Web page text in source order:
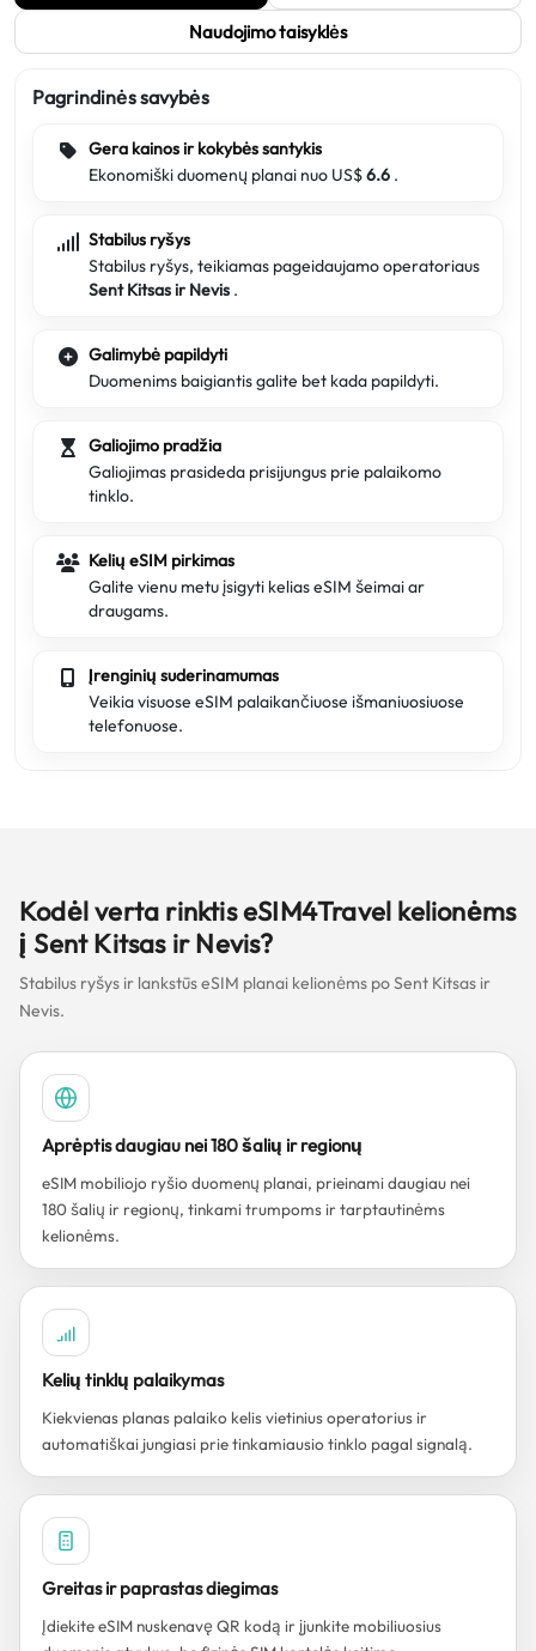
Naudojimo taisyklės
Pagrindinės savybės
Gera kainos ir kokybės santykis
Ekonomiški duomenų planai nuo US$6.6 .
Stabilus ryšys
Stabilus ryšys, teikiamas pageidaujamo operatoriaus
Sent Kitsas ir Nevis .
Galimybė papildyti
Duomenims baigiantis galite bet kada papildyti.
Galiojimo pradžia
Galiojimas prasideda prisijungus prie palaikomo
tinklo.
Kelių eSIM pirkimas
Galite vienu metu įsigyti kelias eSIM šeimai ar
draugams.
Įrenginių suderinamumas
Veikia visuose eSIM palaikančiuose išmaniuosiuose
telefonuose.
Kodėl verta rinktis eSIM4Travel kelionėms
į Sent Kitsas ir Nevis?
Stabilus ryšys ir lankstūs eSIM planai kelionėms po Sent Kitsas ir
Nevis.
Aprėptis daugiau nei 180 šalių ir regionų
eSIM mobiliojo ryšio duomenų planai, prieinami daugiau nei
180 šalių ir regionų, tinkami trumpoms ir tarptautinėms
kelionėms.
Kelių tinklų palaikymas
Kiekvienas planas palaiko kelis vietinius operatorius ir
automatiškai jungiasi prie tinkamiausio tinklo pagal signalą.
Greitas ir paprastas diegimas
Įdiekite eSIM nuskenavę QR kodą ir įjunkite mobiliuosius